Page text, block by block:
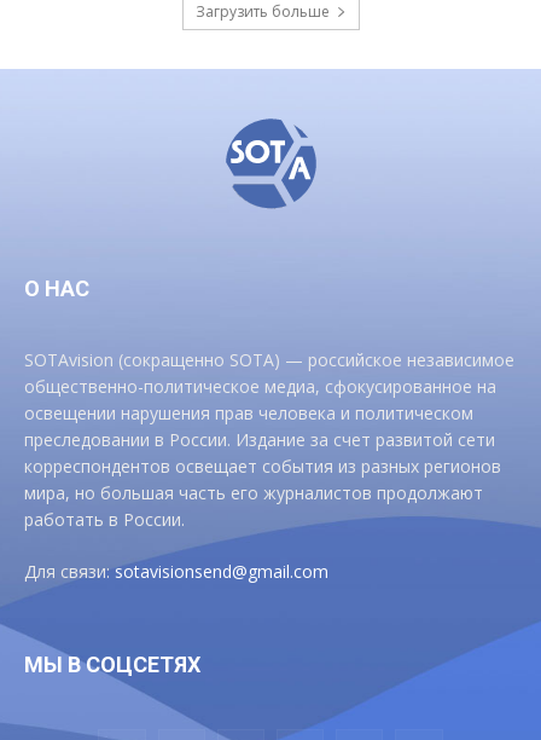
Загрузить больше
О НАС
SOTAvision (сокращенно SOTA) — российское независимое
общественно-политическое медиа, сфокусированное на
освещении нарушения прав человека и политическом
преследовании в России. Издание за счет развитой сети
корреспондентов освещает события из разных регионов
мира, но большая часть его журналистов продолжают
работать в России.
Для связи:sotavisionsend@gmail.com
МЫ В СОЦСЕТЯХ